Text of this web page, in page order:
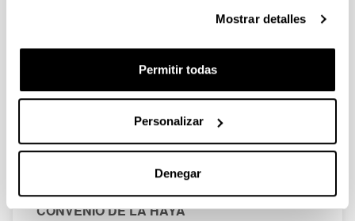
Mostrar detalles
Permitir todas
Personalizar
Denegar
Reconocimiento de las firmas anteriores
Consular en Españadel país donde
deba surtir efecto el documento
OTROS TITULOS Y DOCUMENTOS
EXPEDIDOS POR LA UPV/EHU
CONVENIO DE LA HAYA
CONVENIO DE LA HAYA